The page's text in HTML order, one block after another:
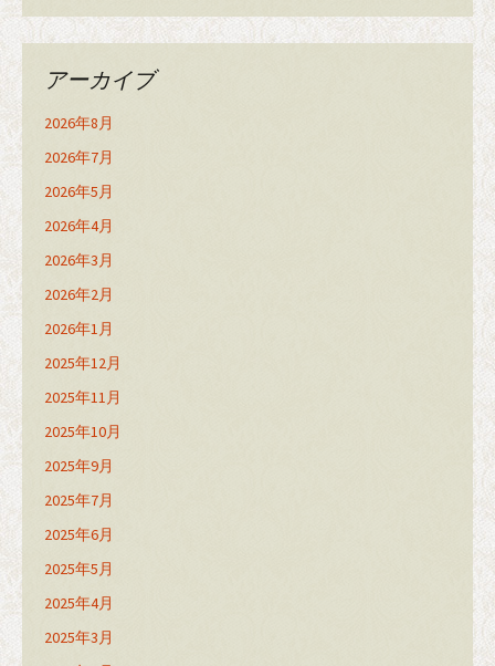
アーカイブ
2026年8月
2026年7月
2026年5月
2026年4月
2026年3月
2026年2月
2026年1月
2025年12月
2025年11月
2025年10月
2025年9月
2025年7月
2025年6月
2025年5月
2025年4月
2025年3月